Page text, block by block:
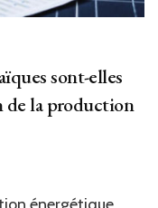
sont-elles
de la production